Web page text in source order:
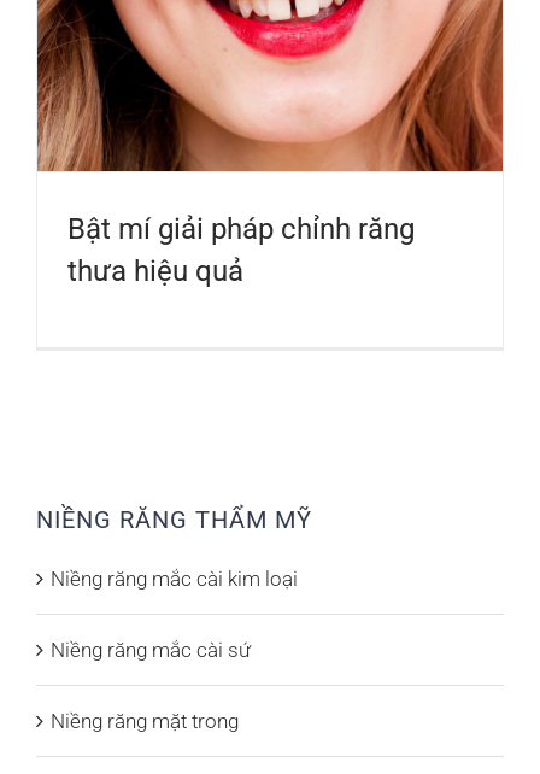
Bật mí giải pháp chỉnh răng
thưa hiệu quả
NIỀNG RĂNG THẨM MỸ
Niềng răng mắc cài kim loại
Niềng răng mắc cài sứ
Niềng răng mặt trong